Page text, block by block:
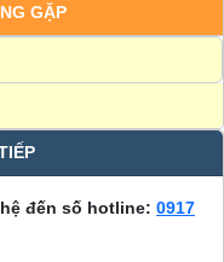
GẶP
đến số hotline: 0917